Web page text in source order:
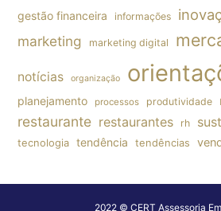
gestão financeira informações
marketing marketing digital
notícias organização
planejamento processos produtividade
restaurante restaurantes rh
tecnologia tendência tendências
2022 © CERT Assessoria